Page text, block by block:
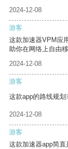
2024-12-08
游客
这款加速器VPM应
助你在网络上自由移
2024-12-08
游客
这款app的路线规划
2024-12-08
游客
这款加速器app简